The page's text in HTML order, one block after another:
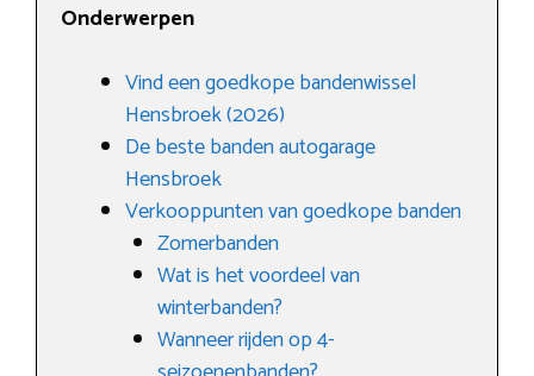
Onderwerpen
Vind een goedkope bandenwissel
Hensbroek (2026)
De beste banden autogarage
Hensbroek
Verkooppunten van goedkope banden
Zomerbanden
Wat is het voordeel van
winterbanden?
Wanneer rijden op 4-